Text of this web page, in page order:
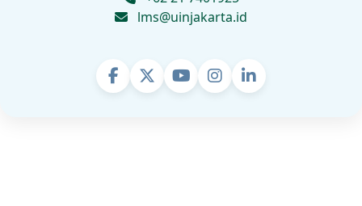
lms@uinjakarta.id